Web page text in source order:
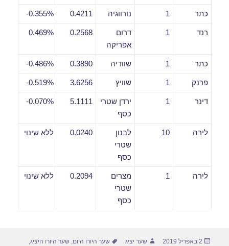
כתר 1 נורווגיה 0.4211
0.355%-
רנד 1
דרום
אפריקה
0.2568
0.469%
כתר 1 שוודיה 0.3890
0.486%-
פרנק 1 שוויץ 3.6256
0.519%-
דינר 1
ירדן שטרי
כסף
5.1111
0.070%-
לירה 10
לבנון
שטרי
כסף
0.0240 ללא שינוי
לירה 1
מצרים
שטרי
כסף
0.2094 ללא שינוי
פורסם
2 באפריל 2019 מחבר
שער יציג תגיות
שער היורו היום,שער היורו היציג,